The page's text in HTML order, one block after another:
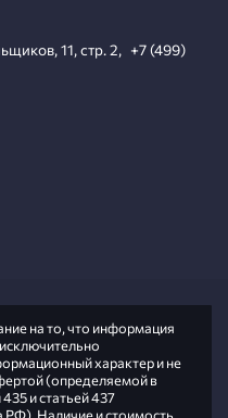
11, стр. 2, +7 (499)
на то, что информация
характер и не
(определяемой в
и статьей 437